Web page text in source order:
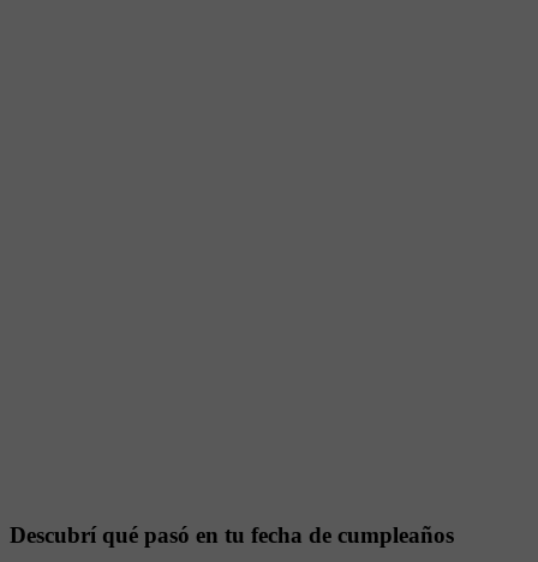
Descubrí qué pasó en tu fecha de cumpleaños